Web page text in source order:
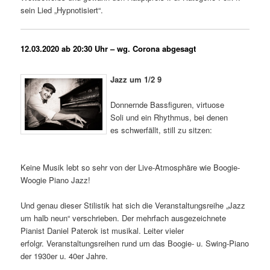
sein Lied „Hypnotisiert“.
12.03.2020 ab 20:30 Uhr – wg. Corona abgesagt
Jazz um 1/2 9
Donnernde Bassfiguren, virtuose
Soli und ein Rhythmus, bei denen
es schwerfällt, still zu sitzen:
Keine Musik lebt so sehr von der Live-Atmosphäre wie Boogie-
Woogie Piano Jazz!
Und genau dieser Stilistik hat sich die Veranstaltungsreihe „Jazz
um halb neun“ verschrieben. Der mehrfach ausgezeichnete
Pianist Daniel Paterok ist musikal. Leiter vieler
erfolgr. Veranstaltungsreihen rund um das Boogie- u. Swing-Piano
der 1930er u. 40er Jahre.